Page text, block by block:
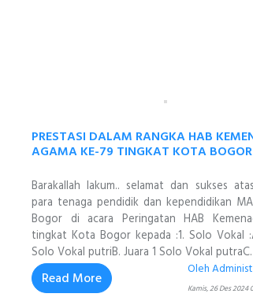
PRESTASI DALAM RANGKA HAB
AGAMA KE-79 TINGKAT KOTA BOGOR
Barakallah lakum.. selamat dan sukses
para tenaga pendidik dan kependidikan
Bogor di acara Peringatan HAB
tingkat Kota Bogor kepada :1. Solo Vokal
Solo Vokal putriB. Juara 1 Solo Vokal putraC.
Read More
Oleh
Kamis, 26 Des 2024